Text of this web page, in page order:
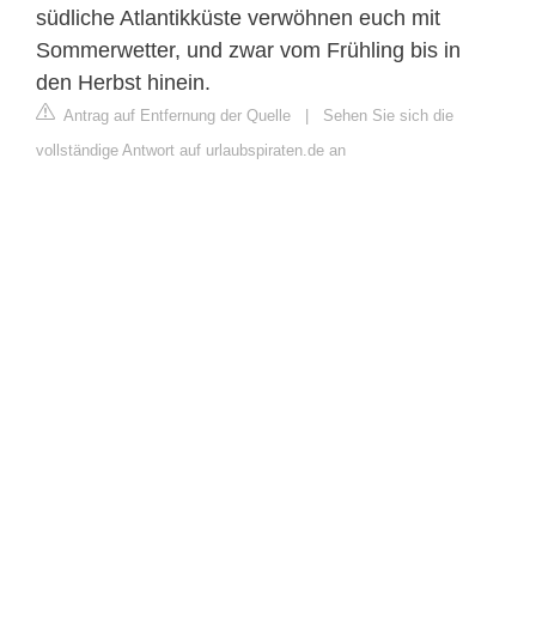
südliche Atlantikküste verwöhnen euch mit
Sommerwetter, und zwar vom Frühling bis in
den Herbst hinein.
Antrag auf Entfernung der Quelle | Sehen Sie sich die
vollständige Antwort auf urlaubspiraten.de an